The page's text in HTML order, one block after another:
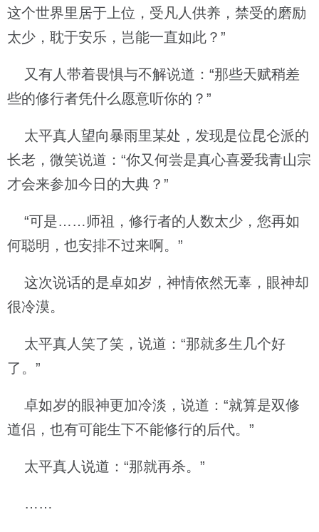
这个世界里居于上位，受凡人供养，禁受的磨励
太少，耽于安乐，岂能一直如此？”
又有人带着畏惧与不解说道：“那些天赋稍差
些的修行者凭什么愿意听你的？”
太平真人望向暴雨里某处，发现是位昆仑派的
长老，微笑说道：“你又何尝是真心喜爱我青山宗
才会来参加今日的大典？”
“可是……师祖，修行者的人数太少，您再如
何聪明，也安排不过来啊。”
这次说话的是卓如岁，神情依然无辜，眼神却
很冷漠。
太平真人笑了笑，说道：“那就多生几个好
了。”
卓如岁的眼神更加冷淡，说道：“就算是双修
道侣，也有可能生下不能修行的后代。”
太平真人说道：“那就再杀。”
……